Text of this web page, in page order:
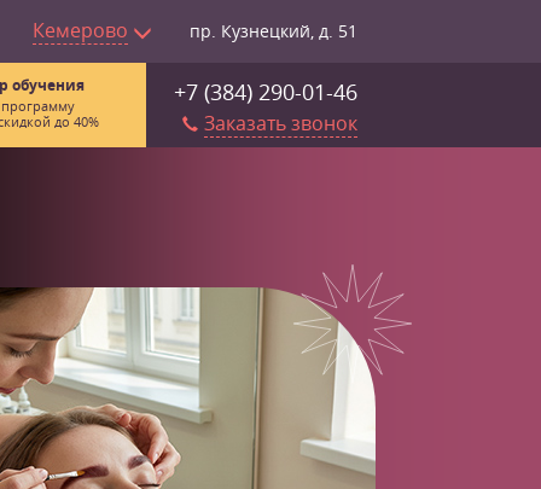
Кемерово пр. Кузнецкий, д. 51
+7 (384) 290-01-46
Заказать звонок
обучения
до 40%